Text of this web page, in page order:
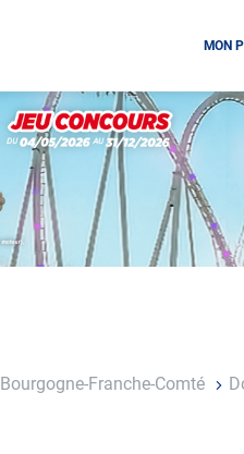
MON
Bourgogne-Franche-Comté